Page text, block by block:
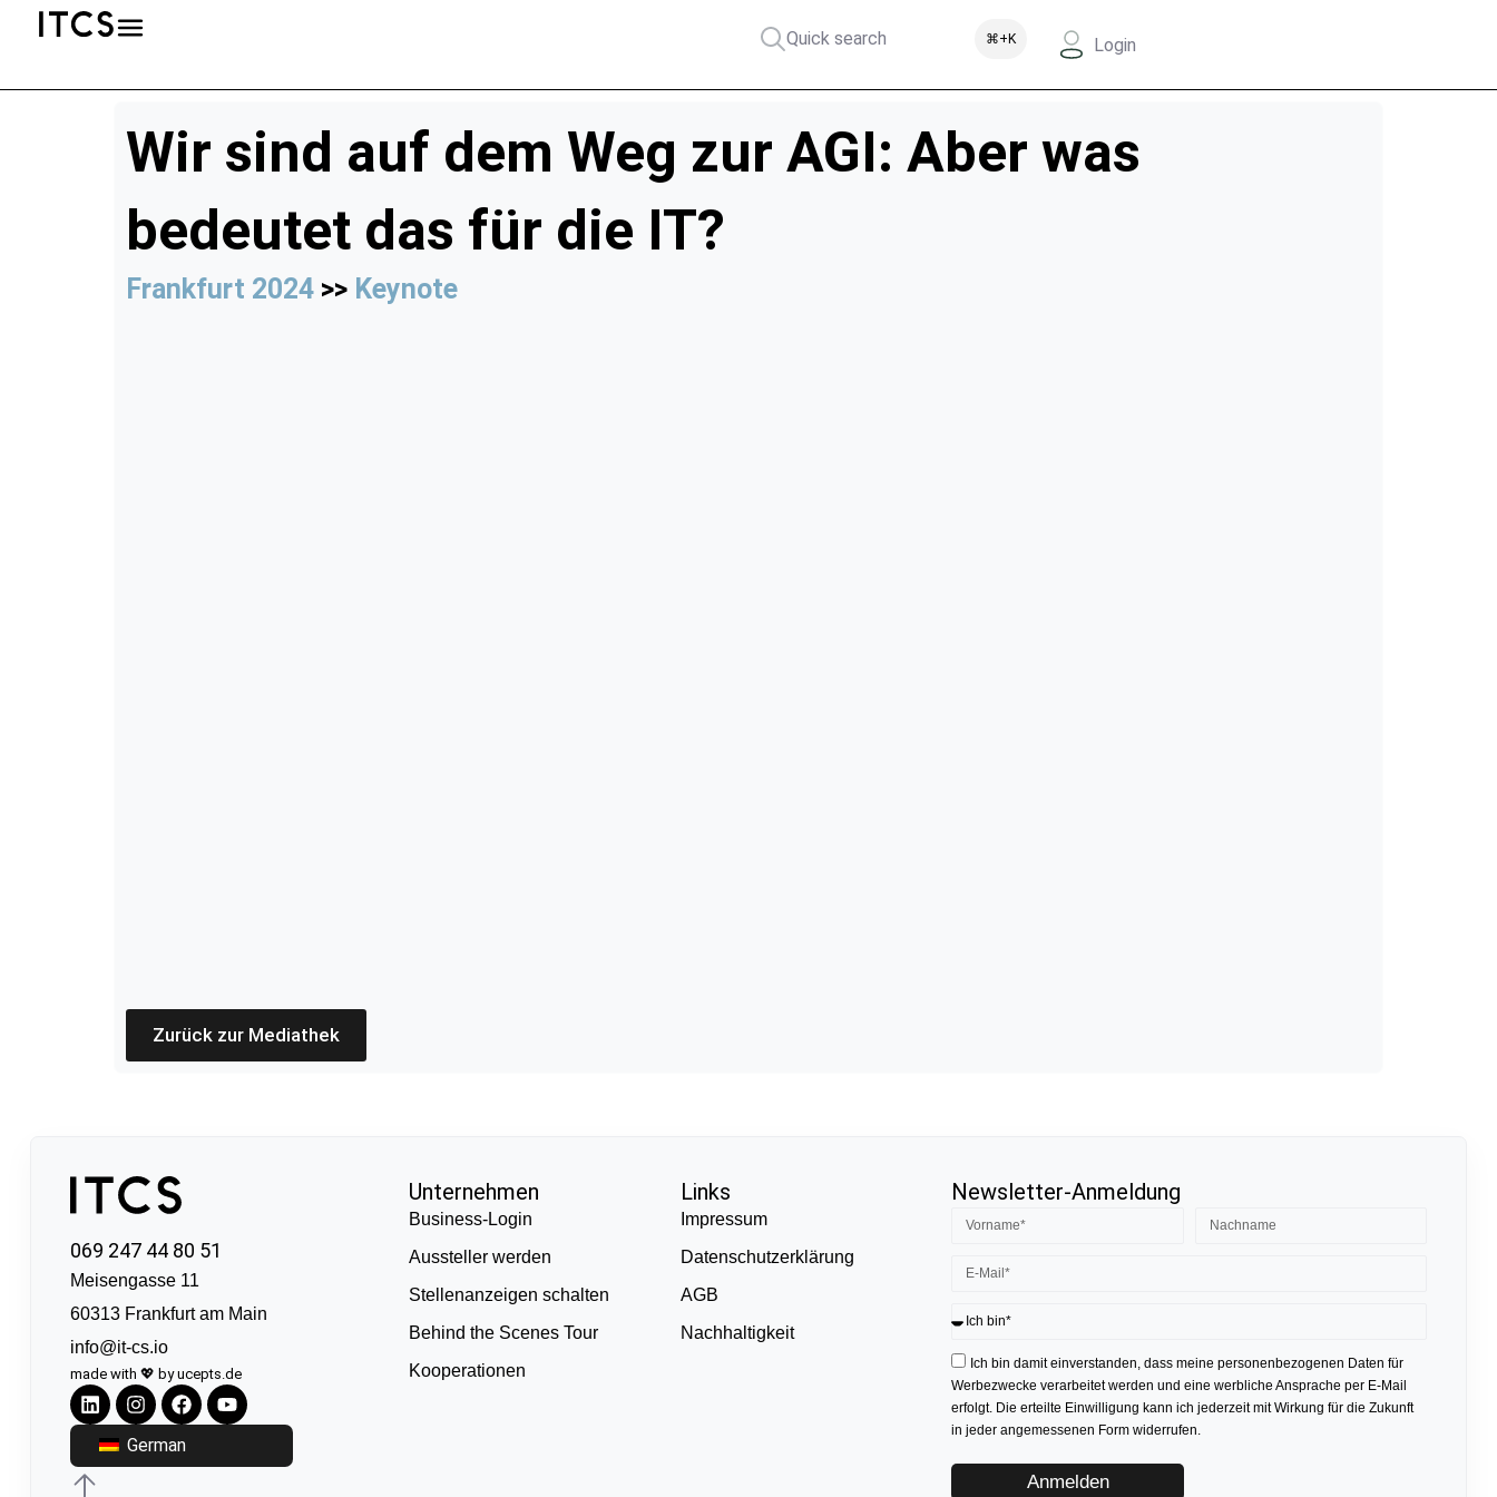
Quick search ⌘+K Login
Wir sind auf dem Weg zur AGI: Aber was
bedeutet das für die IT?
Frankfurt 2024 >> Keynote
Zurück zur Mediathek
069 247 44 80 51
Meisengasse 11
60313 Frankfurt am Main
info@it-cs.io
made with 💖 by ucepts.de
German
Unternehmen
Business-Login
Aussteller werden
Stellenanzeigen schalten
Behind the Scenes Tour
Kooperationen
Links
Impressum
Datenschutzerklärung
AGB
Nachhaltigkeit
Newsletter-Anmeldung
Ich bin damit einverstanden, dass meine personenbezogenen Daten für
Werbezwecke verarbeitet werden und eine werbliche Ansprache per E-Mail
erfolgt. Die erteilte Einwilligung kann ich jederzeit mit Wirkung für die Zukunft
in jeder angemessenen Form widerrufen.
Anmelden